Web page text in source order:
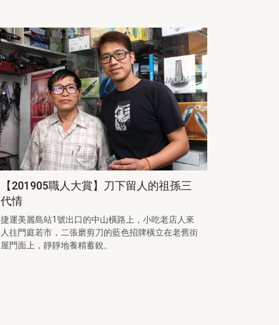
【201905職人大賞】刀下留人的祖孫三
代情
捷運美麗島站1號出口的中山橫路上，小吃老店人來
人往門庭若市，二張磨剪刀的藍色招牌橫立在老舊街
屋門面上，靜靜地養精蓄銳。